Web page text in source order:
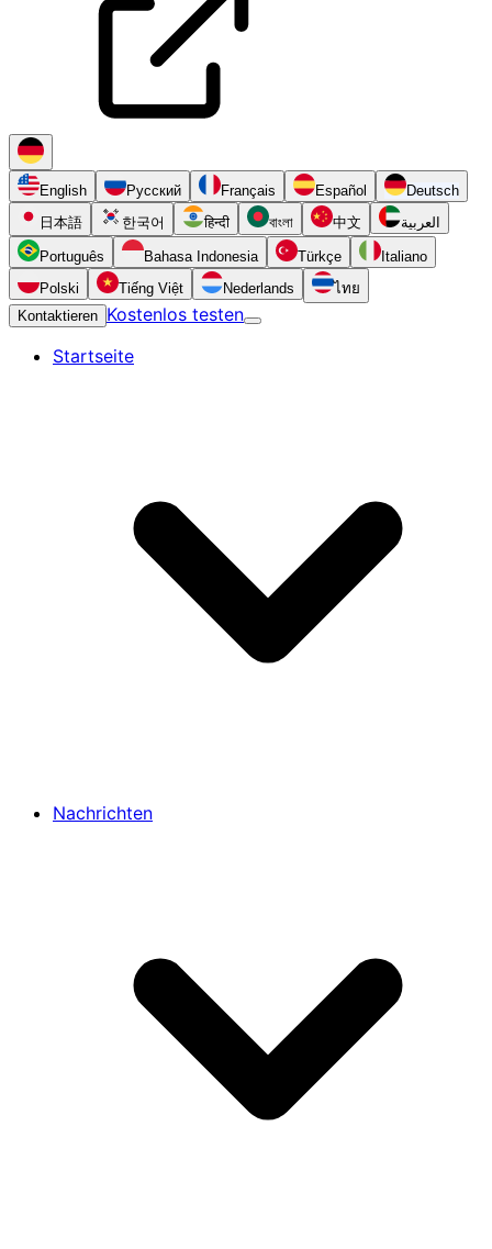
English Русский Français Español
Deutsch
日本語
한국어 हिन्दी বাংলা 中文 العربية
Português Bahasa Indonesia Türkçe
Italiano
Polski
Tiếng Việt Nederlands
ไทย
Kontaktieren Kostenlos testen
Startseite
Nachrichten